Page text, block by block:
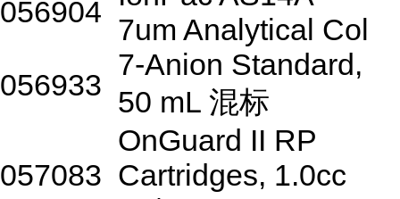
056904
7um Analytical Col
056933
7-Anion Standard,
50 mL 混标
057083
OnGuard II RP
Cartridges, 1.0cc